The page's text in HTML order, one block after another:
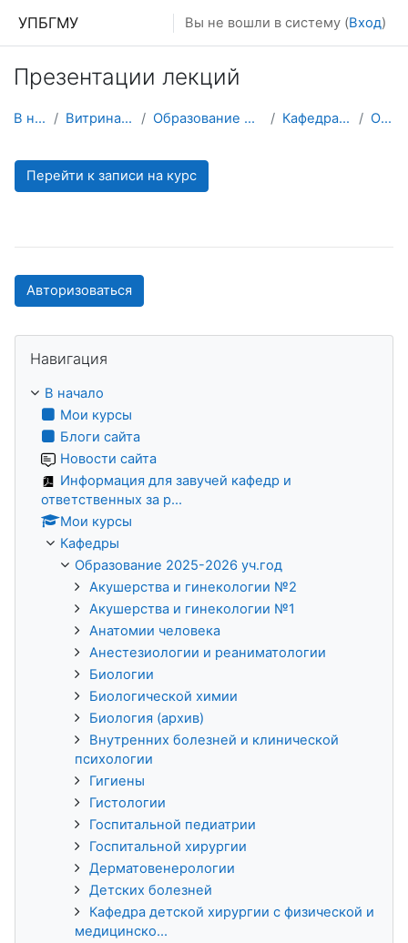
УПБГМУ Вы не вошли в систему (Вход)
Презентации лекций
В начало Витрина курсов 3KL Образование 2025-2026 уч.год Кафедра философии О курсе
Перейти к записи на курс
Авторизоваться
Навигация
В начало
Мои курсы
Блоги сайта
Новости сайта
Информация для завучей кафедр и
ответственных за р...
Мои курсы
Кафедры
Образование 2025-2026 уч.год
Акушерства и гинекологии №2
Акушерства и гинекологии №1
Анатомии человека
Анестезиологии и реаниматологии
Биологии
Биологической химии
Биология (архив)
Внутренних болезней и клинической
психологии
Гигиены
Гистологии
Госпитальной педиатрии
Госпитальной хирургии
Дерматовенерологии
Детских болезней
Кафедра детской хирургии с физической и
медицинско...